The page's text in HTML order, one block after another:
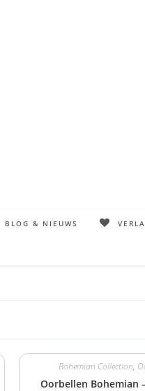
BLOG & NIEUWS
Bohemian Collection,
Oorbellen Bohemian